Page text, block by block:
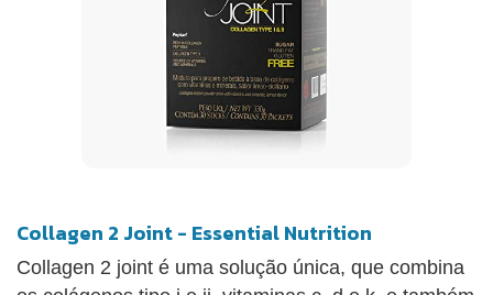
Collagen 2 Joint - Essential Nutrition
Collagen 2 joint é uma solução única, que combina